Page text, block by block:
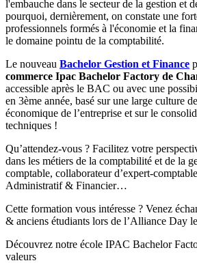
l'embauche dans le secteur de la gestion et
pourquoi, dernièrement, on constate une
professionnels formés à l'économie et la
le domaine pointu de la comptabilité.
Le nouveau Bachelor Gestion et Finance
commerce Ipac Bachelor Factory de
accessible après le BAC ou avec une
en 3ème année, basé sur une large culture
économique de l’entreprise et sur le
techniques !
Qu’attendez-vous ? Facilitez votre
dans les métiers de la comptabilité et de la
comptable, collaborateur d’expert-
Administratif & Financier…
Cette formation vous intéresse ? Venez
& anciens étudiants lors de l’Alliance Day
Découvrez notre école IPAC Bachelor
valeurs